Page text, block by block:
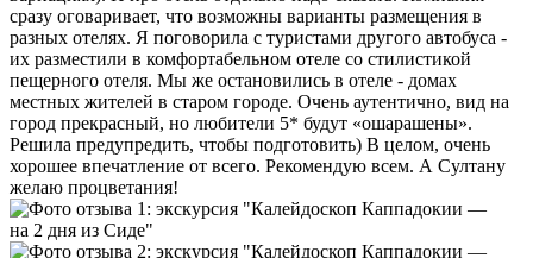
сразу оговаривает, что возможны варианты размещения в
разных отелях. Я поговорила с туристами другого автобуса -
их разместили в комфортабельном отеле со стилистикой
пещерного отеля. Мы же остановились в отеле - домах
местных жителей в старом городе. Очень аутентично, вид на
город прекрасный, но любители 5* будут «ошарашены».
Решила предупредить, чтобы подготовить) В целом, очень
хорошее впечатление от всего. Рекомендую всем. А Султану
желаю процветания!